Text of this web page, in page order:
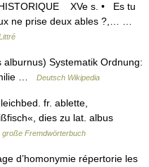
XVe s. • Es tu
ne prise deux ables ?,… …
Systematik Ordnung:
…
Deutsch Wikipedia
fr. ablette,
dies zu lat. albus
große Fremdwörterbuch
d’homonymie répertorie les